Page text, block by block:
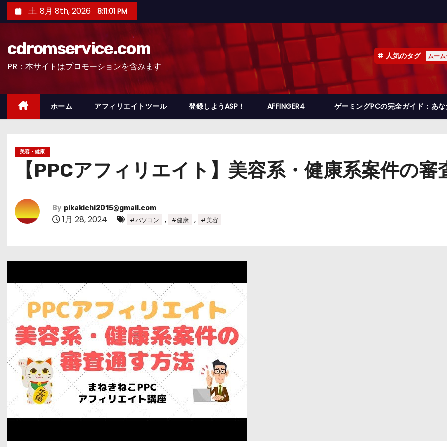
ン
ッ
土. 8月 8th, 2026 8:11:02 PM
cdromservice.com
PR：本サイトはプロモーションを含みます
人気のタグ ムー
ホーム アフィリエイトツール 登録しようASP！ AFFINGER4 ゲーミングPCの完全ガイド：あ
美容・健康
【PPCアフィリエイト】美容系・健康系案件の審
By pikakichi2015@gmail.com
1月 28, 2024 #パソコン , #健康 , #美容